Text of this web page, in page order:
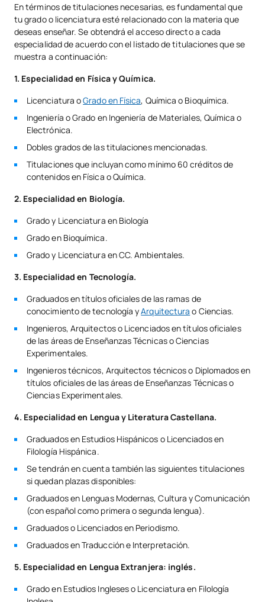
En términos de titulaciones necesarias, es fundamental que
tu grado o licenciatura esté relacionado con la materia que
deseas enseñar. Se obtendrá el acceso directo a cada
especialidad de acuerdo con el listado de titulaciones que se
muestra a continuación:
1. Especialidad en Física y Química.
Licenciatura oGrado en Física, Química o Bioquímica.
Ingeniería o Grado en Ingeniería de Materiales, Química o
Electrónica.
Dobles grados de las titulaciones mencionadas.
Titulaciones que incluyan como mínimo 60 créditos de
contenidos en Física o Química.
2. Especialidad en Biología.
Grado y Licenciatura en Biología
Grado en Bioquímica.
Grado y Licenciatura en CC. Ambientales.
3. Especialidad en Tecnología.
Graduados en títulos oficiales de las ramas de
conocimiento de tecnología yArquitectura o Ciencias.
Ingenieros, Arquitectos o Licenciados en títulos oficiales
de las áreas de Enseñanzas Técnicas o Ciencias
Experimentales.
Ingenieros técnicos, Arquitectos técnicos o Diplomados en
títulos oficiales de las áreas de Enseñanzas Técnicas o
Ciencias Experimentales.
4. Especialidad en Lengua y Literatura Castellana.
Graduados en Estudios Hispánicos o Licenciados en
Filología Hispánica.
Se tendrán en cuenta también las siguientes titulaciones
si quedan plazas disponibles:
Graduados en Lenguas Modernas, Cultura y Comunicación
(con español como primera o segunda lengua).
Graduados o Licenciados en Periodismo.
Graduados en Traducción e Interpretación.
5. Especialidad en Lengua Extranjera: inglés.
Grado en Estudios Ingleses o Licenciatura en Filología